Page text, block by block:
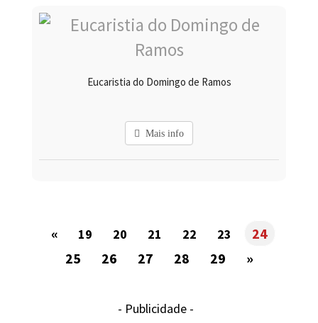
Eucaristia do Domingo de Ramos
Mais info
« 19 20 21 22 23
24
25
26 27 28 29 »
- Publicidade -